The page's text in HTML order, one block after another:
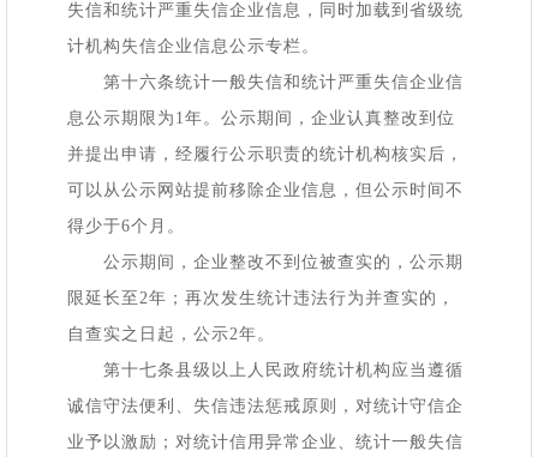
失信和统计严重失信企业信息，同时加载到省级统
计机构失信企业信息公示专栏。
第十六条统计一般失信和统计严重失信企业信
息公示期限为 1年。公示期间，企业认真整改到位
并提出申请，经履行公示职责的统计机构核实后，
可以从公示网站提前移除企业信息，但公示时间不
得少于6个月。
公示期间，企业整改不到位被查实的，公示期
限延长至 2年；再次发生统计违法行为并查实的，
自查实之日起，公示2年。
第十七条县级以上人民政府统计机构应当遵循
诚信守法便利、失信违法惩戒原则，对统计守信企
业予以激励；对统计信用异常企业、统计一般失信